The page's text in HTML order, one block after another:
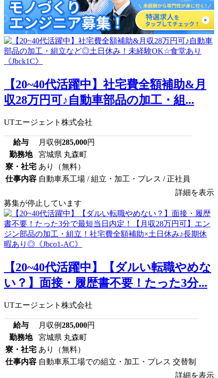
【20~40代活躍中】社宅費全額補助&月
収28万円可♪自動車部品の加工・組...
UTエージェント株式会社
給与 月収例285,000円
勤務地
宮城県 丸森町
寮・社宅 あり（無料）
仕事内容 自動車系工場 / 組立・加工・プレス / 正社員
詳細を表示
募集が停止しています
【20~40代活躍中】【ダルい転職やめな
い？】面接・履歴書不要！たった3分...
UTエージェント株式会社
給与 月収例285,000円
勤務地
宮城県 丸森町
寮・社宅 あり（無料）
仕事内容 自動車系工場での組立・加工・プレス 交替制
詳細を表示